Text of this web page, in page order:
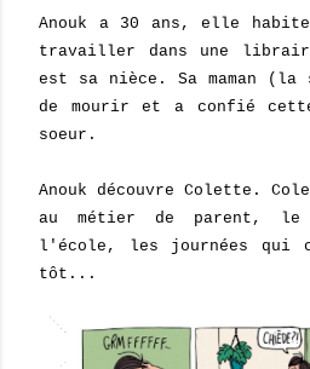
Anouk a 30 ans, elle
travailler dans une
est sa nièce. Sa maman (la
de mourir et a confié
soeur.
Anouk découvre Colette.
au métier de parent, le
l'école, les journées qui
tôt...